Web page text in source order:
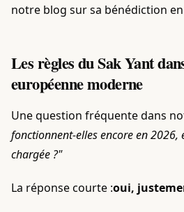
notre blog sur sa bénédiction
Les règles du Sak Yant
européenne moderne
Une question fréquente dans
fonctionnent-elles encore en 2026,
chargée ?"
La réponse courte :oui,